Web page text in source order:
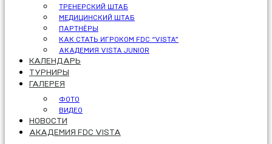
ТРЕНЕРСКИЙ ШТАБ
МЕДИЦИНСКИЙ ШТАБ
ПАРТНЁРЫ
КАК СТАТЬ ИГРОКОМ FDC “VISTA”
АКАДЕМИЯ VISTA JUNIOR
КАЛЕНДАРЬ
ТУРНИРЫ
ГАЛЕРЕЯ
ФОТО
ВИДЕО
НОВОСТИ
АКАДЕМИЯ FDC VISTA